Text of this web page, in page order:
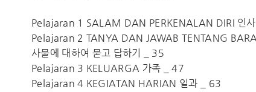
Pelajaran 1 SALAM DAN PERKENALAN DIRI 인사
Pelajaran 2 TANYA DAN JAWAB TENTANG
사물에 대하여 묻고 답하기 _ 35
Pelajaran 3 KELUARGA 가족 _ 47
Pelajaran 4 KEGIATAN HARIAN 일과 _ 63